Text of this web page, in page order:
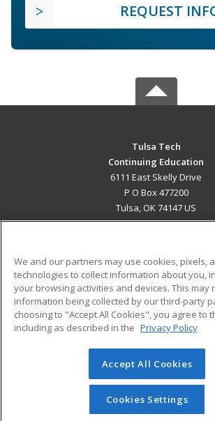
REQUEST
Tulsa Tech
Continuing Education
6111 East Skelly Drive
P O Box 477200
Tulsa, OK 74147 US
ADDITIONAL RESOURCES
Military
Financial Assistance
Help
Student Blog
© 2026 ed2go, a division of Cengage
reserved. The material on this site cannot
redistributed unless you have obtained
permission from Cengage Learning.
We and our partners may use cookies, pixels,
technologies to collect information about you,
your browsing activities and devices. This may
information being collected by our third-party
choosing to "Accept All Cookies", you agree to
including as described in the Privacy Policy
Accept All Cookies
Cookies Settings